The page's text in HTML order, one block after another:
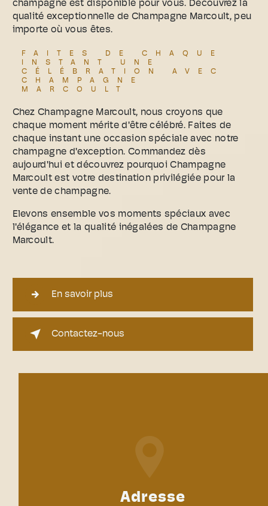
champagne est disponible pour vous. Découvrez la
qualité exceptionnelle de Champagne Marcoult, peu
importe où vous êtes.
FAITES DE CHAQUE
INSTANT UNE
CÉLÉBRATION AVEC
CHAMPAGNE
MARCOULT
Chez Champagne Marcoult, nous croyons que
chaque moment mérite d'être célébré. Faites de
chaque instant une occasion spéciale avec notre
champagne d'exception. Commandez dès
aujourd'hui et découvrez pourquoi Champagne
Marcoult est votre destination privilégiée pour la
vente de champagne.
Elevons ensemble vos moments spéciaux avec
l'élégance et la qualité inégalées de Champagne
Marcoult.
En savoir plus
Contactez-nous
Adresse